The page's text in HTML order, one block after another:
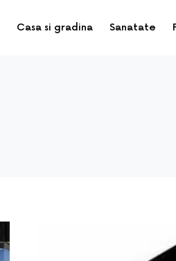
Casa si gradina Sanatate